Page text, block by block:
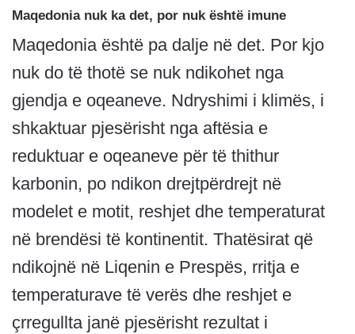
Maqedonia nuk ka det, por nuk është imune
Maqedonia është pa dalje në det. Por kjo
nuk do të thotë se nuk ndikohet nga
gjendja e oqeaneve. Ndryshimi i klimës, i
shkaktuar pjesërisht nga aftësia e
reduktuar e oqeaneve për të thithur
karbonin, po ndikon drejtpërdrejt në
modelet e motit, reshjet dhe temperaturat
në brendësi të kontinentit. Thatësirat që
ndikojnë në Liqenin e Prespës, rritja e
temperaturave të verës dhe reshjet e
çrregullta janë pjesërisht rezultat i